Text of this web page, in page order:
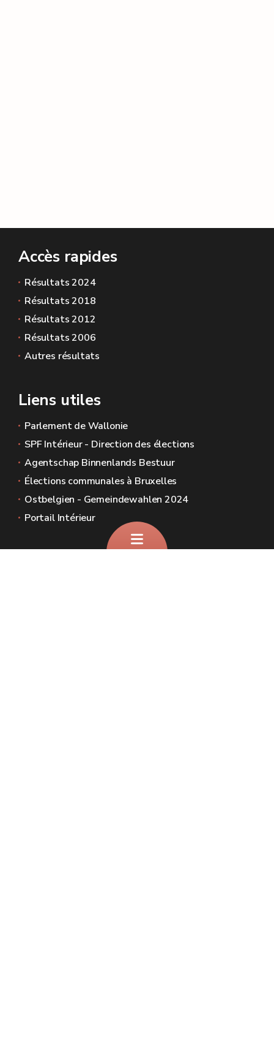
Accès rapides
Résultats 2024
Résultats 2018
Résultats 2012
Résultats 2006
Autres résultats
Liens utiles
Parlement de Wallonie
SPF Intérieur - Direction des élections
Agentschap Binnenlands Bestuur
Élections communales à Bruxelles
Ostbelgien - Gemeindewahlen 2024
Portail Intérieur